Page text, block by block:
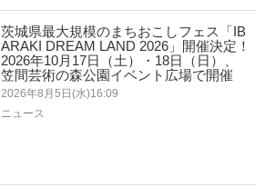
茨城県最大規模のまちおこしフェス「IB
ARAKI DREAM LAND 2026」開催決定！
2026年10月17日（土）・18日（日）、
笠間芸術の森公園イベント広場で開催
2026年8月5日(水)16:09
ニュース